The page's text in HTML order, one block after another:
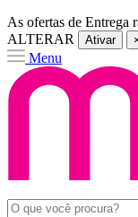
As ofertas de Entrega
ALTERAR
Ativar
Menu